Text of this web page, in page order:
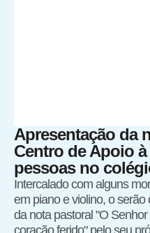
Apresentação da
Centro de Apoio
pessoas no
Intercalado com alguns
em piano e violino, o
da nota pastoral "O
coração ferido" pelo seu